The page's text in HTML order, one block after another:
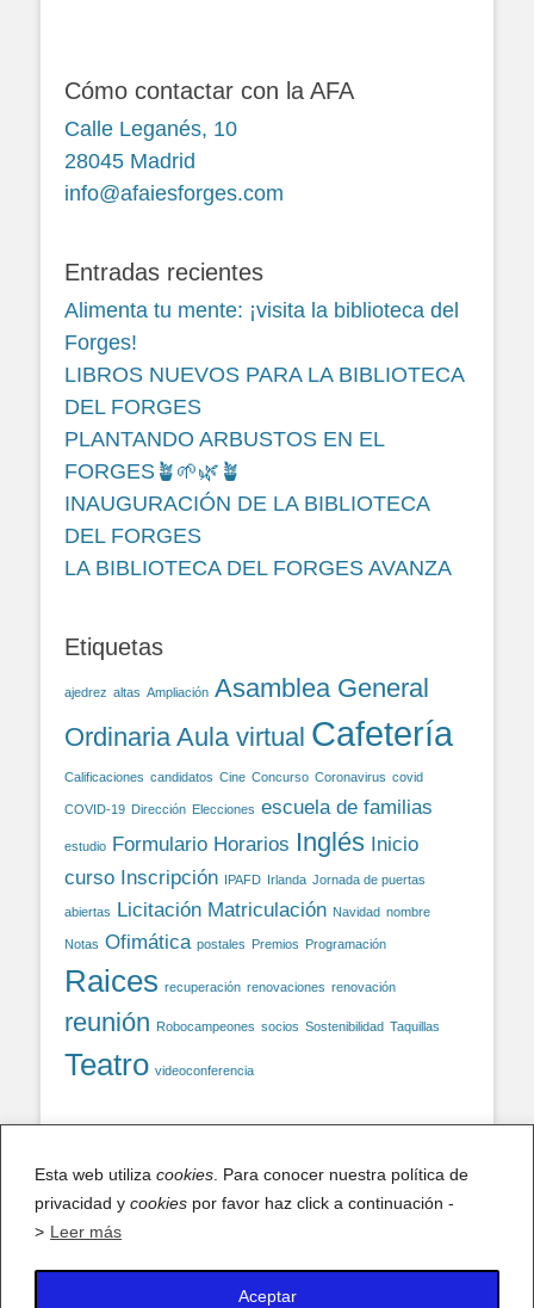
Esta web utiliza cookies . Para conocer nuestra política de
privacidad y cookies por favor haz click a continuación -
> Leer más
Aceptar
Cómo contactar con la AFA
Calle Leganés, 10
28045 Madrid
info@afaiesforges.com
Entradas recientes
Alimenta tu mente: ¡visita la biblioteca del
Forges!
LIBROS NUEVOS PARA LA BIBLIOTECA
DEL FORGES
PLANTANDO ARBUSTOS EN EL
FORGES🪴🌱🌿🪴
INAUGURACIÓN DE LA BIBLIOTECA
DEL FORGES
LA BIBLIOTECA DEL FORGES AVANZA
Etiquetas
ajedrez altas Ampliación Asamblea General
Ordinaria Aula virtual Cafetería
Calificaciones candidatos Cine Concurso Coronavirus covid
COVID-19 Dirección Elecciones escuela de familias
estudio Formulario Horarios Inglés Inicio
curso Inscripción IPAFD Irlanda Jornada de puertas
abiertas Licitación Matriculación Navidad nombre
Notas Ofimática postales Premios Programación
Raices recuperación renovaciones renovación
reunión Robocampeones socios Sostenibilidad Taquillas
Teatro videoconferencia
Facebook